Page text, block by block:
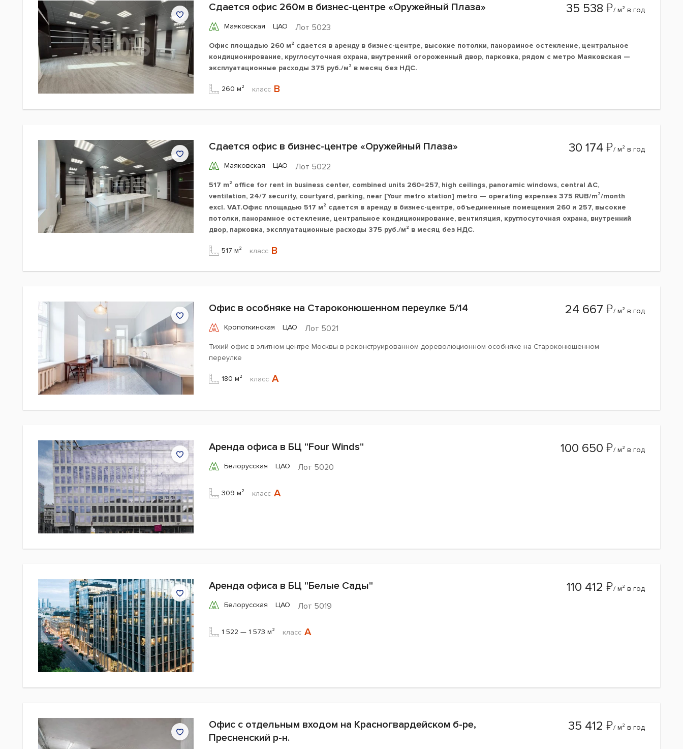
Сдается офис 260м в бизнес-центре «Оружейный Плаза»
Маяковская ЦАО Лот 5023
35 538 ₽/ м² в год
Офис площадью 260 м² сдается в аренду в бизнес-центре, высокие потолки, панорамное остекление, центральное
кондиционирование, круглосуточная охрана, внутренний огороженный двор, парковка, рядом с метро Маяковская —
эксплуатационные расходы 375 руб./м² в месяц без НДС.
260 м² класс B
Сдается офис в бизнес-центре «Оружейный Плаза»
Маяковская ЦАО Лот 5022
30 174 ₽/ м² в год
517 m² office for rent in business center, combined units 260+257, high ceilings, panoramic windows, central AC,
ventilation, 24/7 security, courtyard, parking, near [Your metro station] metro — operating expenses 375 RUB/m²/month
excl. VAT.Офис площадью 517 м² сдается в аренду в бизнес-центре, объединенные помещения 260 и 257, высокие
потолки, панорамное остекление, центральное кондиционирование, вентиляция, круглосуточная охрана, внутренний
двор, парковка, эксплуатационные расходы 375 руб./м² в месяц без НДС.
517 м² класс B
Офис в особняке на Староконюшенном переулке 5/14
Кропоткинская ЦАО Лот 5021
24 667 ₽/ м² в год
Тихий офис в элитном центре Москвы в реконструированном дореволюционном особняке на Староконюшенном
переулке
180 м² класс A
Аренда офиса в БЦ "Four Winds"
Белорусская ЦАО Лот 5020
100 650 ₽/ м² в год
309 м² класс A
Аренда офиса в БЦ "Белые Сады"
Белорусская ЦАО Лот 5019
110 412 ₽/ м² в год
1 522 — 1 573 м² класс A
Офис с отдельным входом на Красногвардейском б-ре,
Пресненский р-н.
35 412 ₽/ м² в год